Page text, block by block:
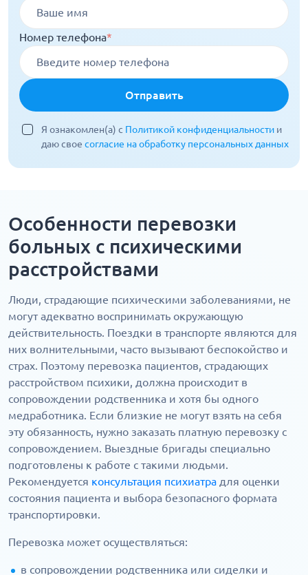
Номер телефона*
Отправить
Я ознакомлен(а) с Политикой конфиденциальности и
даю свое согласие на обработку персональных данных
Особенности перевозки
больных с психическими
расстройствами
Люди, страдающие психическими заболеваниями, не
могут адекватно воспринимать окружающую
действительность. Поездки в транспорте являются для
них волнительными, часто вызывают беспокойство и
страх. Поэтому перевозка пациентов, страдающих
расстройством психики, должна происходит в
сопровождении родственника и хотя бы одного
медработника. Если близкие не могут взять на себя
эту обязанность, нужно заказать платную перевозку с
сопровождением. Выездные бригады специально
подготовлены к работе с такими людьми.
Рекомендуется консультация психиатра для оценки
состояния пациента и выбора безопасного формата
транспортировки.
Перевозка может осуществляться:
в сопровождении родственника или сиделки и